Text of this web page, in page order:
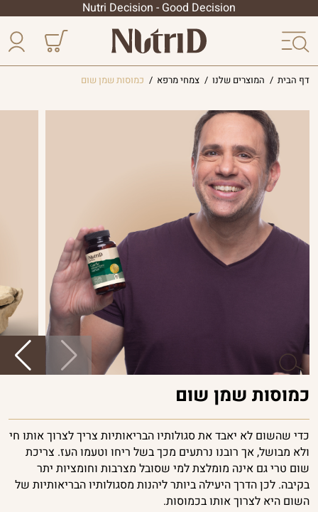
Nutri Decision - Good Decision
הסדרה
הליפוזומלית
פטריות
מרפא
הסדרה
המקצועית
ויטמינים
ומינרלים
פורמולות
חכמות
ביוטי
נשים
דף הבית / המוצרים שלנו / צמחי מרפא / כמוסות שמן שום
כמוסות שמן שום
כדי שהשום לא יאבד את סגולותיו הבריאותיות צריך לצרוך אותו חי
ולא מבושל, אך רובנו נרתעים מכך בשל ריחו וטעמו העז. צריכת
שום טרי גם אינה מומלצת למי שסובל מצרבות וחומציות יתר
בקיבה. לכן הדרך היעילה ביותר ליהנות מסגולותיו הבריאותיות של
השום היא לצרוך אותו בכמוסות.